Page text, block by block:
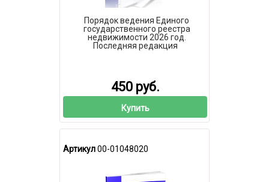
Порядок ведения Единого
государственного реестра
недвижимости 2026 год.
Последняя редакция
450 руб.
Купить
Артикул00-01048020